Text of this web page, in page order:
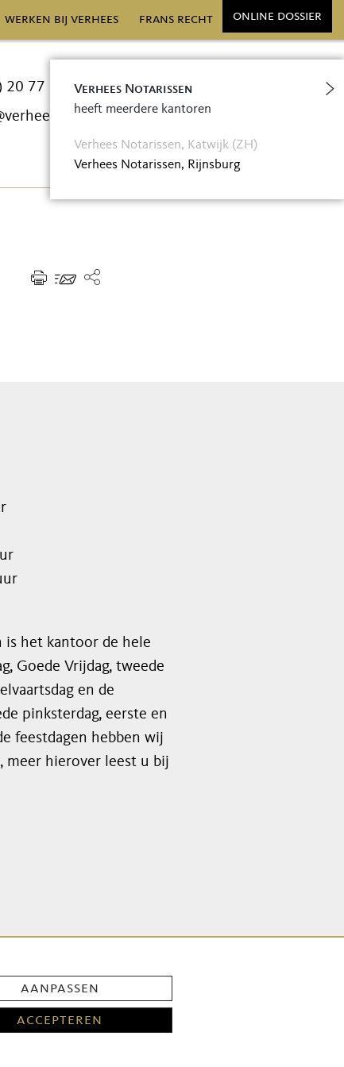
werken bij verhees frans recht online dossier
Verhees Notarissen
heeft meerdere kantoren
Verhees Notarissen, Katwijk (ZH)
Verhees Notarissen, Rijnsburg
aanpassen
accepteren
20 77 300
is het kantoor de hele
Goede Vrijdag, tweede
en de
pinksterdag, eerste en
feestdagen hebben wij
meer hierover leest u bij